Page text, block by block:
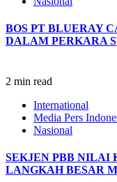
BOS PT BLUERAY
DALAM PERKARA
2 min read
International
Media Pers
Nasional
SEKJEN PBB NILAI
LANGKAH BESAR